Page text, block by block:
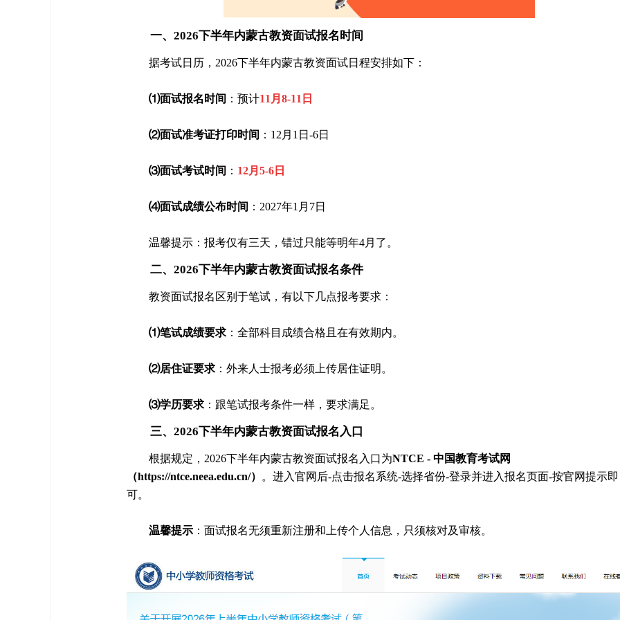
一、2026下半年内蒙古教资面试报名时间
据考试日历，2026下半年内蒙古教资面试日程安排如下：
⑴面试报名时间 ：预计11月8-11日
⑵面试准考证打印时间 ：12月1日-6日
⑶面试考试时间 ： 12月5-6日
⑷面试成绩公布时间 ：2027年1月7日
温馨提示：报考仅有三天，错过只能等明年4月了。
二、2026下半年内蒙古教资面试报名条件
教资面试报名区别于笔试，有以下几点报考要求：
⑴笔试成绩要求 ：全部科目成绩合格且在有效期内。
⑵居住证要求 ：外来人士报考必须上传居住证明。
⑶学历要求 ：跟笔试报考条件一样，要求满足。
三、2026下半年内蒙古教资面试报名入口
根据规定，2026下半年内蒙古教资面试报名入口为NTCE - 中国教育考试网
（https://ntce.neea.edu.cn/）
。进入官网后-点击报名系统-选择省份-登录并进入报名页面-按官网提示即
可。
温馨提示 ：面试报名无须重新注册和上传个人信息，只须核对及审核。